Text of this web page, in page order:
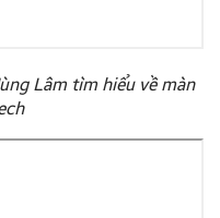
Lâm tìm hiểu về màn